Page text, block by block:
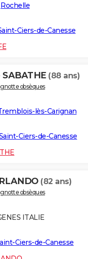
Rochelle
Ciers-de-Canesse
(88 ans)
obsèques
lès-Carignan
Ciers-de-Canesse
(82 ans)
obsèques
ITALIE
Ciers-de-Canesse